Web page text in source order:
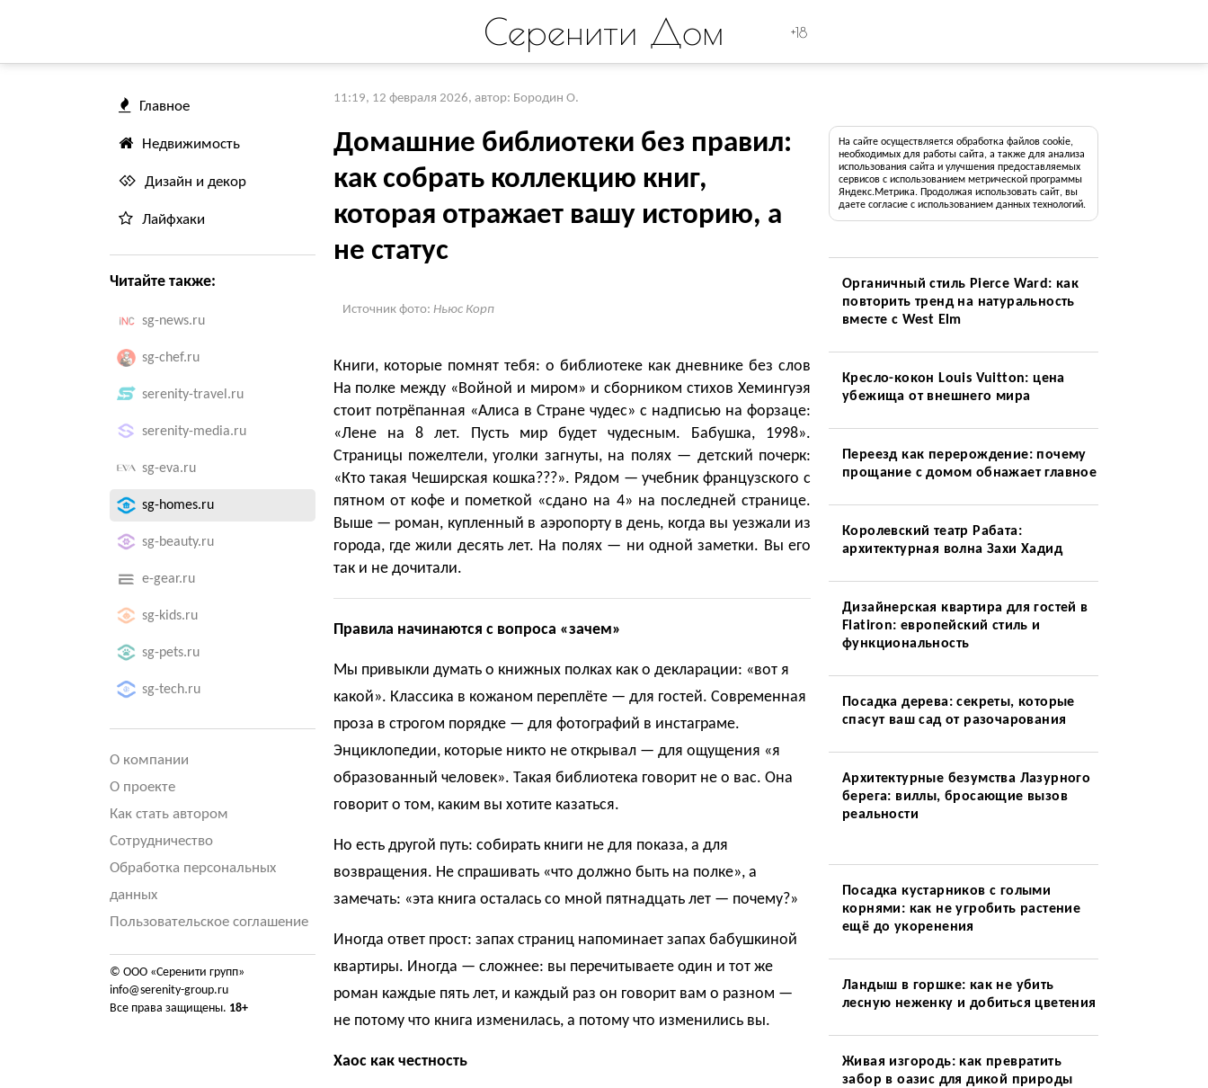
Серенити Дом +18
Главное
Недвижимость
Дизайн и декор
Лайфхаки
Читайте также:
sg-news.ru
sg-chef.ru
serenity-travel.ru
serenity-media.ru
sg-eva.ru
sg-homes.ru
sg-beauty.ru
e-gear.ru
sg-kids.ru
sg-pets.ru
sg-tech.ru
О компании
О проекте
Как стать автором
Сотрудничество
Обработка персональных
данных
Пользовательское соглашение
© ООО «Серенити групп»
info@serenity-group.ru
Все права защищены. 18+
11:19, 12 февраля 2026, автор: Бородин О.
Домашние библиотеки без правил:
как собрать коллекцию книг,
которая отражает вашу историю, а
не статус
Источник фото: Ньюс Корп
Книги, которые помнят тебя: о библиотеке как дневнике без слов
На полке между «Войной и миром» и сборником стихов Хемингуэя
стоит потрёпанная «Алиса в Стране чудес» с надписью на форзаце:
«Лене на 8 лет. Пусть мир будет чудесным. Бабушка, 1998».
Страницы пожелтели, уголки загнуты, на полях — детский почерк:
«Кто такая Чеширская кошка???». Рядом — учебник французского с
пятном от кофе и пометкой «сдано на 4» на последней странице.
Выше — роман, купленный в аэропорту в день, когда вы уезжали из
города, где жили десять лет. На полях — ни одной заметки. Вы его
так и не дочитали.
Правила начинаются с вопроса «зачем»
Мы привыкли думать о книжных полках как о декларации: «вот я
какой». Классика в кожаном переплёте — для гостей. Современная
проза в строгом порядке — для фотографий в инстаграме.
Энциклопедии, которые никто не открывал — для ощущения «я
образованный человек». Такая библиотека говорит не о вас. Она
говорит о том, каким вы хотите казаться.
Но есть другой путь: собирать книги не для показа, а для
возвращения. Не спрашивать «что должно быть на полке», а
замечать: «эта книга осталась со мной пятнадцать лет — почему?»
Иногда ответ прост: запах страниц напоминает запах бабушкиной
квартиры. Иногда — сложнее: вы перечитываете один и тот же
роман каждые пять лет, и каждый раз он говорит вам о разном —
не потому что книга изменилась, а потому что изменились вы.
Хаос как честность
На сайте осуществляется обработка файлов cookie,
необходимых для работы сайта, а также для анализа
использования сайта и улучшения предоставляемых
сервисов с использованием метрической программы
Яндекс.Метрика. Продолжая использовать сайт, вы
даете согласие с использованием данных технологий.
Органичный стиль Pierce Ward: как
повторить тренд на натуральность
вместе с West Elm
Кресло-кокон Louis Vuitton: цена
убежища от внешнего мира
Переезд как перерождение: почему
прощание с домом обнажает главное
Королевский театр Рабата:
архитектурная волна Захи Хадид
Дизайнерская квартира для гостей в
Flatiron: европейский стиль и
функциональность
Посадка дерева: секреты, которые
спасут ваш сад от разочарования
Архитектурные безумства Лазурного
берега: виллы, бросающие вызов
реальности
Посадка кустарников с голыми
корнями: как не угробить растение
ещё до укоренения
Ландыш в горшке: как не убить
лесную неженку и добиться цветения
Живая изгородь: как превратить
забор в оазис для дикой природы